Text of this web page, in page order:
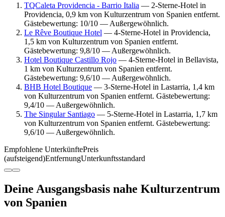
TQCaleta Providencia - Barrio Italia — 2-Sterne-Hotel in
Providencia, 0,9 km von Kulturzentrum von Spanien entfernt.
Gästebewertung: 10/10 — Außergewöhnlich.
Le Rêve Boutique Hotel — 4-Sterne-Hotel in Providencia,
1,5 km von Kulturzentrum von Spanien entfernt.
Gästebewertung: 9,8/10 — Außergewöhnlich.
Hotel Boutique Castillo Rojo — 4-Sterne-Hotel in Bellavista,
1 km von Kulturzentrum von Spanien entfernt.
Gästebewertung: 9,6/10 — Außergewöhnlich.
BHB Hotel Boutique — 3-Sterne-Hotel in Lastarria, 1,4 km
von Kulturzentrum von Spanien entfernt. Gästebewertung:
9,4/10 — Außergewöhnlich.
The Singular Santiago — 5-Sterne-Hotel in Lastarria, 1,7 km
von Kulturzentrum von Spanien entfernt. Gästebewertung:
9,6/10 — Außergewöhnlich.
Empfohlene UnterkünftePreis
(aufsteigend)EntfernungUnterkunftsstandard
Deine Ausgangsbasis nahe Kulturzentrum
von Spanien